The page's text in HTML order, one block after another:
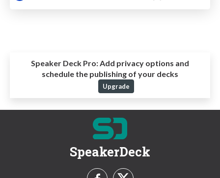
Speaker Deck Pro: Add privacy options and
schedule the publishing of your decks
Upgrade
SpeakerDeck